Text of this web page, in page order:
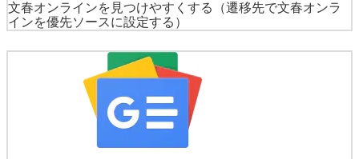
文春オンラインを見つけやすくする
（遷移先で文春オンラ
インを優先ソースに設定する）